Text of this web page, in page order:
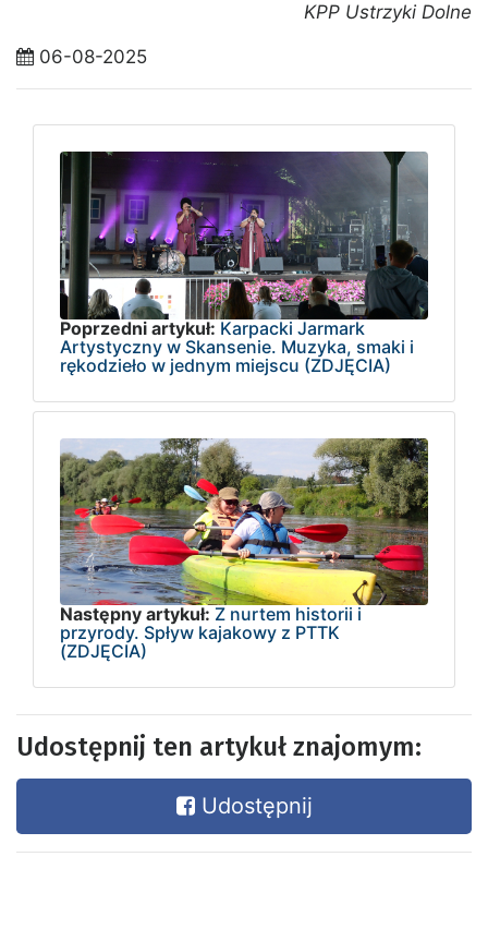
KPP Ustrzyki Dolne
06-08-2025
Poprzedni artykuł: Karpacki Jarmark
Artystyczny w Skansenie. Muzyka, smaki i
rękodzieło w jednym miejscu (ZDJĘCIA)
Następny artykuł: Z nurtem historii i
przyrody. Spływ kajakowy z PTTK
(ZDJĘCIA)
Udostępnij ten artykuł znajomym:
Udostępnij